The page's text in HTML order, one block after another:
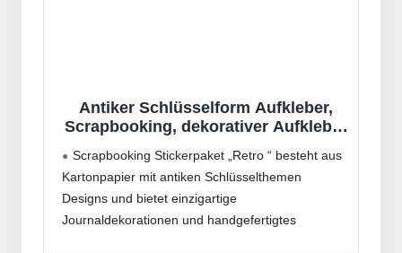
Antiker Schlüsselform Aufkleber,
Scrapbooking, dekorativer Aufkleber
Notizbuch, Tagebuch, Dekoration,
Retro Schlüssel
Scrapbooking Stickerpaket „Retro “ besteht aus
Kartonpapier mit antiken Schlüsselthemen
Designs und bietet einzigartige
Journaldekorationen und handgefertigtes